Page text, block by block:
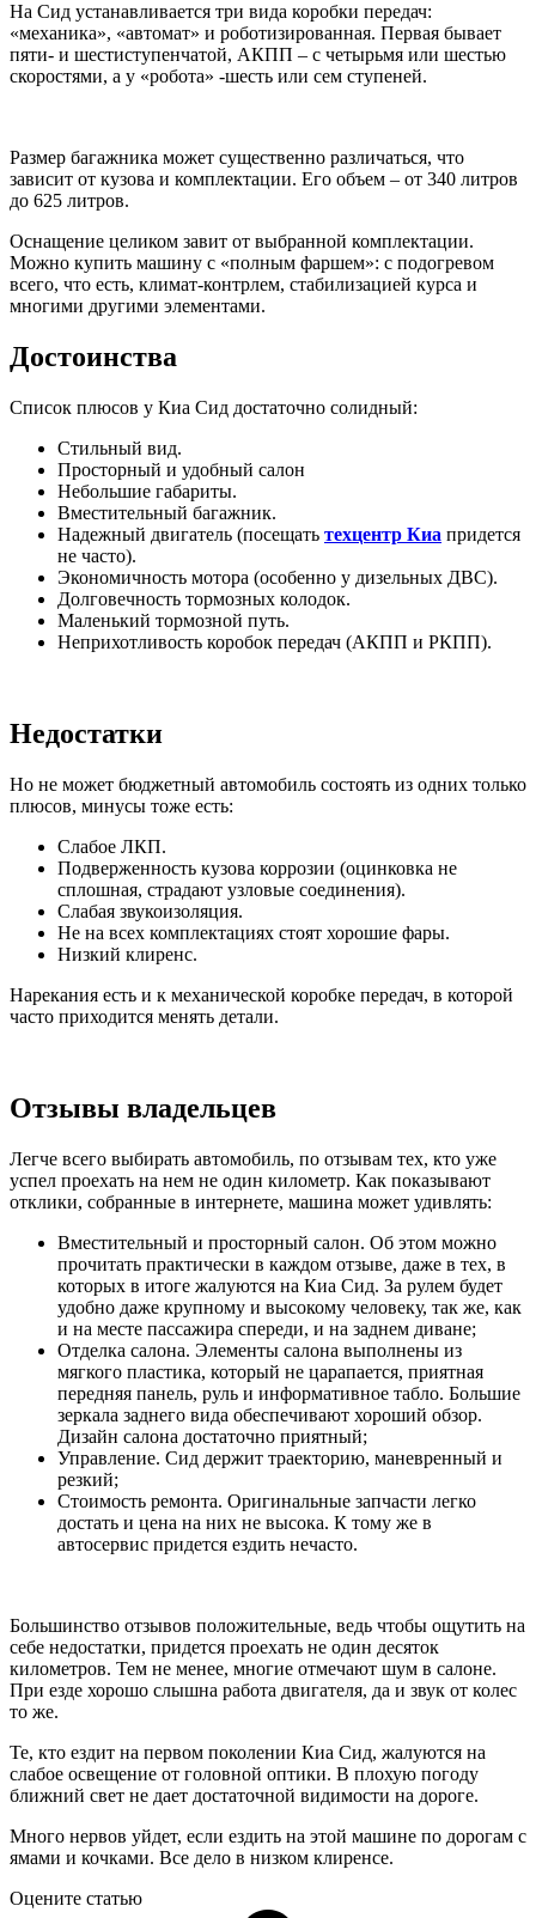
На Сид устанавливается три вида коробки передач:
«механика», «автомат» и роботизированная. Первая бывает
пяти- и шестиступенчатой, АКПП – с четырьмя или шестью
скоростями, а у «робота» -шесть или сем ступеней.
Размер багажника может существенно различаться, что
зависит от кузова и комплектации. Его объем – от 340 литров
до 625 литров.
Оснащение целиком завит от выбранной комплектации.
Можно купить машину с «полным фаршем»: с подогревом
всего, что есть, климат-контрлем, стабилизацией курса и
многими другими элементами.
Достоинства
Список плюсов у Киа Сид достаточно солидный:
Стильный вид.
Просторный и удобный салон
Небольшие габариты.
Вместительный багажник.
Надежный двигатель (посещать техцентр Киа придется
не часто).
Экономичность мотора (особенно у дизельных ДВС).
Долговечность тормозных колодок.
Маленький тормозной путь.
Неприхотливость коробок передач (АКПП и РКПП).
Недостатки
Но не может бюджетный автомобиль состоять из одних только
плюсов, минусы тоже есть:
Слабое ЛКП.
Подверженность кузова коррозии (оцинковка не
сплошная, страдают узловые соединения).
Слабая звукоизоляция.
Не на всех комплектациях стоят хорошие фары.
Низкий клиренс.
Нарекания есть и к механической коробке передач, в которой
часто приходится менять детали.
Отзывы владельцев
Легче всего выбирать автомобиль, по отзывам тех, кто уже
успел проехать на нем не один километр. Как показывают
отклики, собранные в интернете, машина может удивлять:
Вместительный и просторный салон. Об этом можно
прочитать практически в каждом отзыве, даже в тех, в
которых в итоге жалуются на Киа Сид. За рулем будет
удобно даже крупному и высокому человеку, так же, как
и на месте пассажира спереди, и на заднем диване;
Отделка салона. Элементы салона выполнены из
мягкого пластика, который не царапается, приятная
передняя панель, руль и информативное табло. Большие
зеркала заднего вида обеспечивают хороший обзор.
Дизайн салона достаточно приятный;
Управление. Сид держит траекторию, маневренный и
резкий;
Стоимость ремонта. Оригинальные запчасти легко
достать и цена на них не высока. К тому же в
автосервис придется ездить нечасто.
Большинство отзывов положительные, ведь чтобы ощутить на
себе недостатки, придется проехать не один десяток
километров. Тем не менее, многие отмечают шум в салоне.
При езде хорошо слышна работа двигателя, да и звук от колес
то же.
Те, кто ездит на первом поколении Киа Сид, жалуются на
слабое освещение от головной оптики. В плохую погоду
ближний свет не дает достаточной видимости на дороге.
Много нервов уйдет, если ездить на этой машине по дорогам с
ямами и кочками. Все дело в низком клиренсе.
Оцените статью